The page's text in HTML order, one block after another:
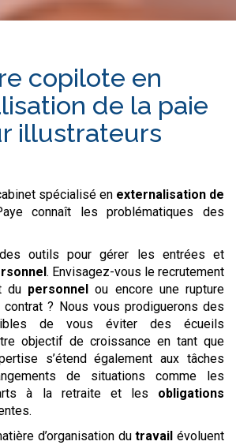
copilote en
de la paie
illustrateurs
spécialisé en externalisation de
connaît les problématiques des
outils pour gérer les entrées et
. Envisagez-vous le recrutement
du personnel
ou encore une rupture
contrat ? Nous vous prodiguerons des
de vous éviter des écueils
objectif de croissance en tant que
s’étend également aux tâches
de situations comme les
à la retraite et les obligations
d’organisation dutravail évoluent